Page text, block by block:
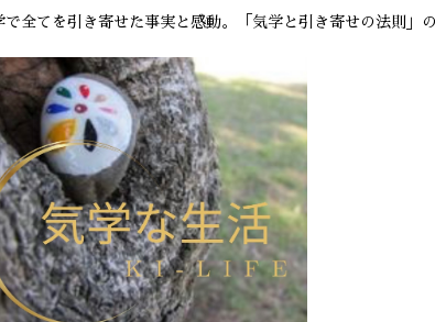
全てを引き寄せた事実と感動。「気学と引き寄せの法則」